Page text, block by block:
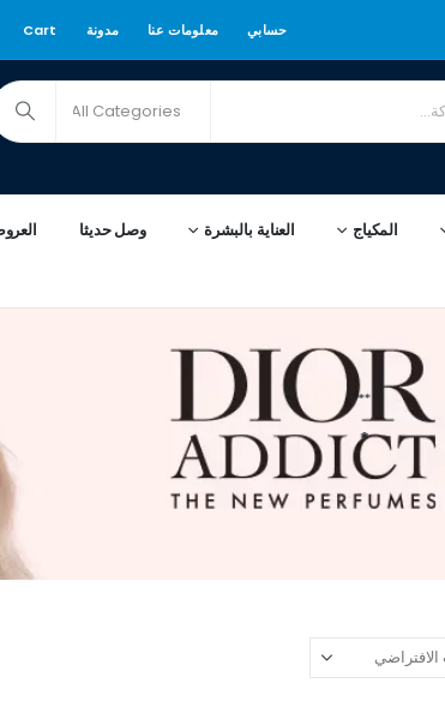
حسابي معلومات عنا مدونة Cart
المكياج العناية بالبشرة وصل حديثا
****
*